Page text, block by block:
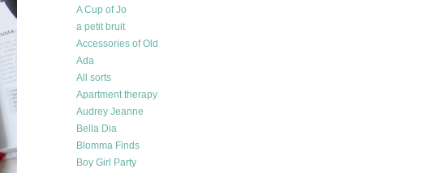
A Cup of Jo
a petit bruit
Accessories of Old
Ada
All sorts
Apartment therapy
Audrey Jeanne
Bella Dia
Blomma Finds
Boy Girl Party